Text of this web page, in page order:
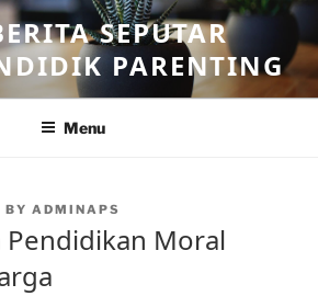
SEPUTAR
PARENTING
Menu
BY ADMINAPS
Moral